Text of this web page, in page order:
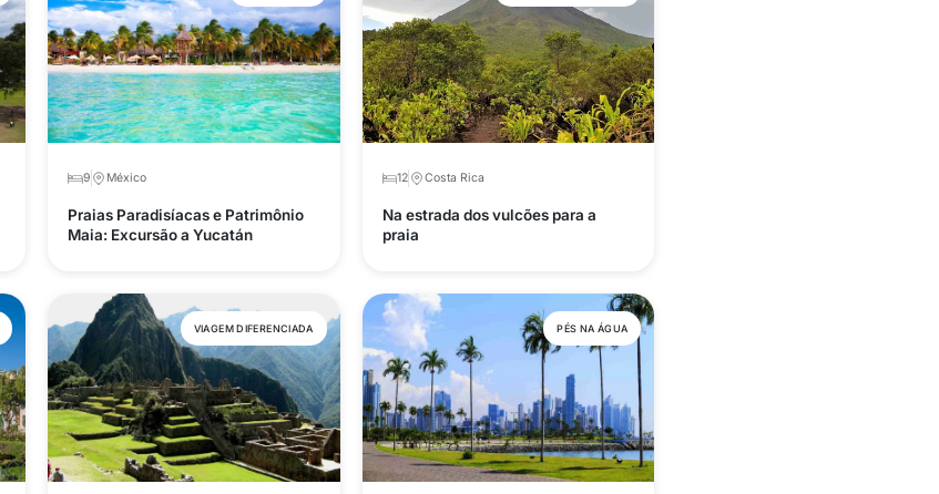
9 México
Praias Paradisíacas e Patrimônio
Maia: Excursão a Yucatán
12 Costa Rica
Na estrada dos vulcões para a
praia
VIAGEM DIFERENCIADA PÉS NA ÁGUA